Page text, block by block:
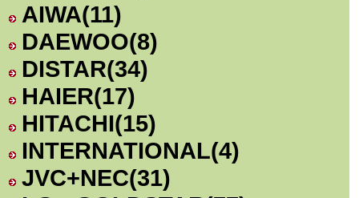
AIWA(11)
DAEWOO(8)
DISTAR(34)
HAIER(17)
HITACHI(15)
INTERNATIONAL(4)
JVC+NEC(31)